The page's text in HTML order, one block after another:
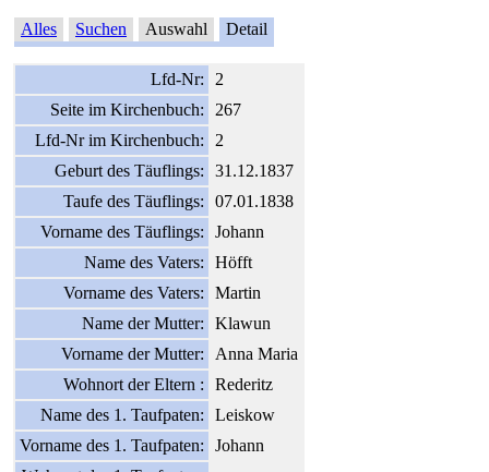
Alles Suchen Auswahl Detail
Lfd-Nr:
2
Seite im Kirchenbuch:
267
Lfd-Nr im Kirchenbuch:
2
Geburt des Täuflings:
31.12.1837
Taufe des Täuflings:
07.01.1838
Vorname des Täuflings:
Johann
Name des Vaters:
Höfft
Vorname des Vaters:
Martin
Name der Mutter:
Klawun
Vorname der Mutter:
Anna Maria
Wohnort der Eltern :
Rederitz
Name des 1. Taufpaten:
Leiskow
Vorname des 1. Taufpaten:
Johann